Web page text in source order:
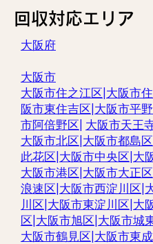
​回収対応エリア
大阪府
大阪市
大阪市住之江区 大阪市
阪市東住吉区 大阪市平
市阿倍野区 大阪市天王
大阪市北区 大阪市都島区
此花区 大阪市中央区 大
大阪市港区 大阪市大正区
浪速区 大阪市西淀川区
川区 大阪市東淀川区 大
区 大阪市旭区 大阪市城
大阪市鶴見区 大阪市東